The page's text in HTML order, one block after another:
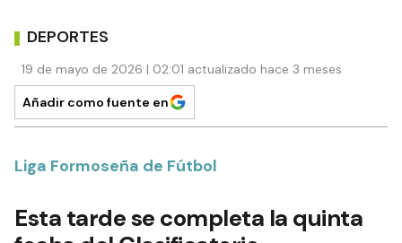
DEPORTES
Añadir como fuente en
Liga Formoseña de Fútbol